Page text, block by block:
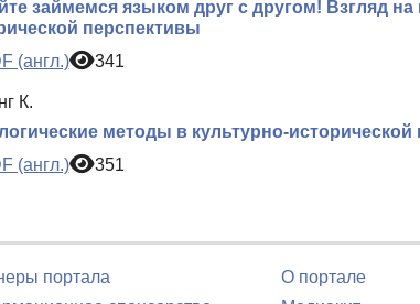
займемся языком друг с другом! Взгляд
перспективы
(англ.)
341
К.
методы в культурно-исторической
(англ.)
351
портала
О портале